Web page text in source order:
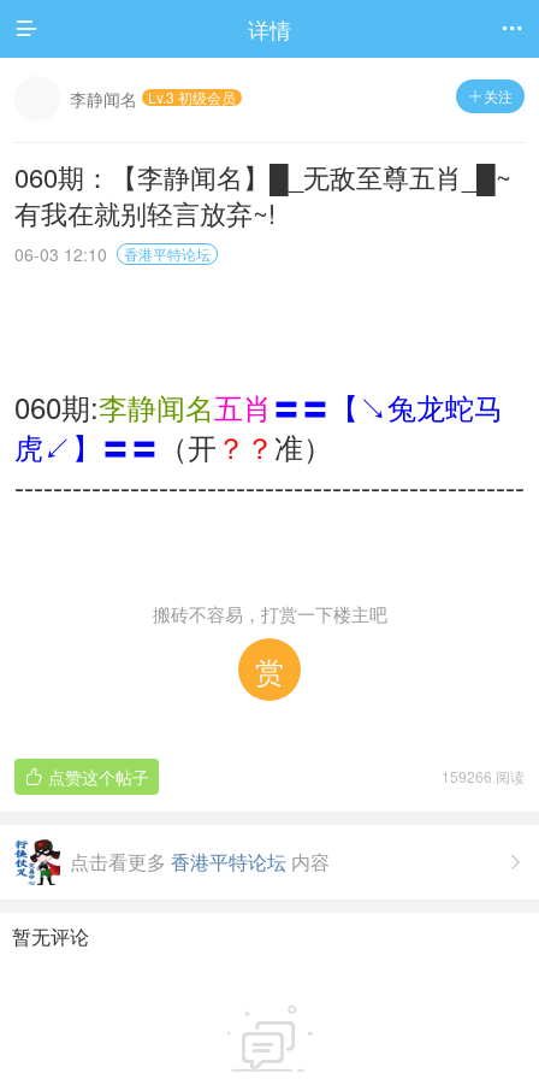
 详情 
 关注
李静闻名 Lv.3 初级会员
060期：【李静闻名】█_无敌至尊五肖_█~
有我在就别轻言放弃~!
06-03 12:10 香港平特论坛
060期:李静闻名五肖 〓〓【↘兔龙蛇马
虎↙】〓〓 （开 ？？ 准）
-----------------------------------------------------
搬砖不容易，打赏一下楼主吧
赏
159266 阅读
 点赞这个帖子

点击看更多 香港平特论坛 内容
暂无评论
